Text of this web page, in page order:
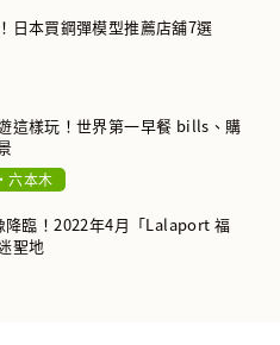
日本買鋼彈模型推薦店舖7選
這樣玩！世界第一早餐 bills、購
六本木
降臨！2022年4月「Lalaport 福
聖地